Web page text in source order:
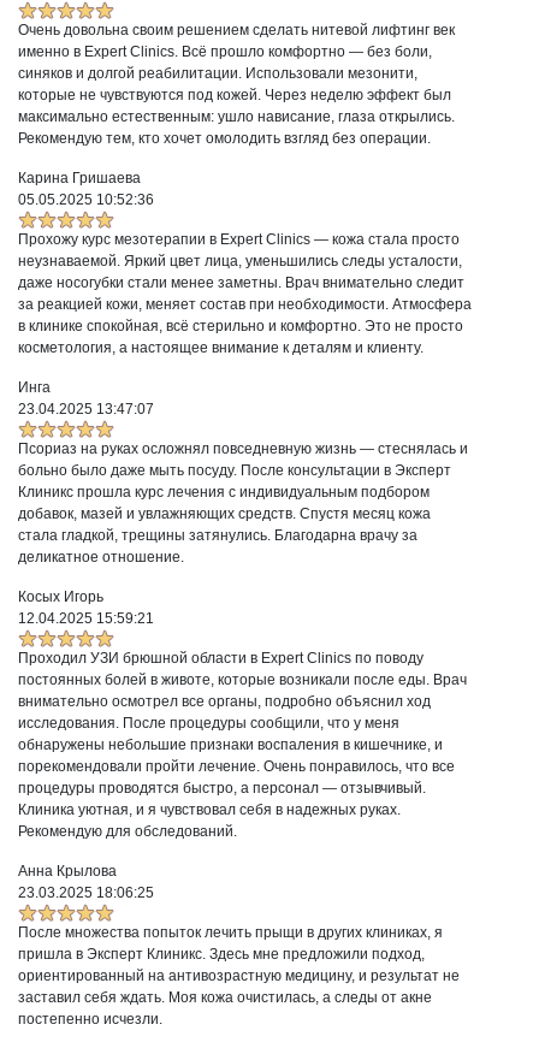
Очень довольна своим решением сделать нитевой лифтинг век
именно в Expert Clinics. Всё прошло комфортно — без боли,
синяков и долгой реабилитации. Использовали мезонити,
которые не чувствуются под кожей. Через неделю эффект был
максимально естественным: ушло нависание, глаза открылись.
Рекомендую тем, кто хочет омолодить взгляд без операции.
Карина Гришаева
05.05.2025 10:52:36
Прохожу курс мезотерапии в Expert Clinics — кожа стала просто
неузнаваемой. Яркий цвет лица, уменьшились следы усталости,
даже носогубки стали менее заметны. Врач внимательно следит
за реакцией кожи, меняет состав при необходимости. Атмосфера
в клинике спокойная, всё стерильно и комфортно. Это не просто
косметология, а настоящее внимание к деталям и клиенту.
Инга
23.04.2025 13:47:07
Псориаз на руках осложнял повседневную жизнь — стеснялась и
больно было даже мыть посуду. После консультации в Эксперт
Клиникс прошла курс лечения с индивидуальным подбором
добавок, мазей и увлажняющих средств. Спустя месяц кожа
стала гладкой, трещины затянулись. Благодарна врачу за
деликатное отношение.
Косых Игорь
12.04.2025 15:59:21
Проходил УЗИ брюшной области в Expert Clinics по поводу
постоянных болей в животе, которые возникали после еды. Врач
внимательно осмотрел все органы, подробно объяснил ход
исследования. После процедуры сообщили, что у меня
обнаружены небольшие признаки воспаления в кишечнике, и
порекомендовали пройти лечение. Очень понравилось, что все
процедуры проводятся быстро, а персонал — отзывчивый.
Клиника уютная, и я чувствовал себя в надежных руках.
Рекомендую для обследований.
Анна Крылова
23.03.2025 18:06:25
После множества попыток лечить прыщи в других клиниках, я
пришла в Эксперт Клиникс. Здесь мне предложили подход,
ориентированный на антивозрастную медицину, и результат не
заставил себя ждать. Моя кожа очистилась, а следы от акне
постепенно исчезли.